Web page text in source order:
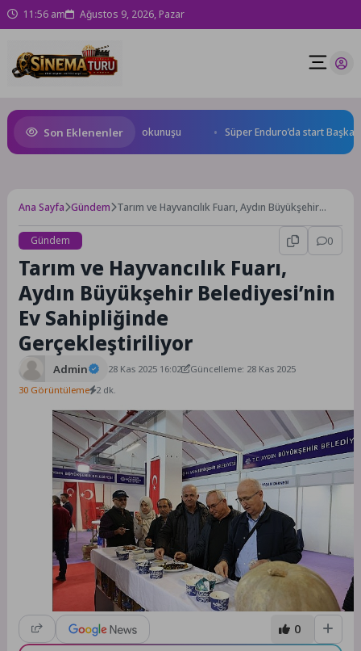
11:56 am Ağustos 9, 2026, Pazar
Son Eklenenler
Caddesi’ne özel asfalt dokunuşu Süper Enduro’da start Başkan
Ana Sayfa Gündem Tarım ve Hayvancılık Fuarı, Aydın Büyükşehir
Gündem
0
Tarım ve Hayvancılık Fuarı,
Aydın Büyükşehir Belediyesi’nin
Ev Sahipliğinde
Gerçekleştiriliyor
Admin 28 Kas 2025 16:02
Güncelleme: 28 Kas 2025
30 Görüntüleme 2 dk.
0